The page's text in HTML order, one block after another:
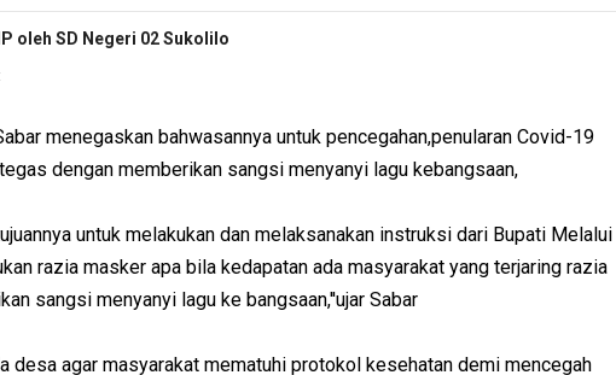
oleh SD Negeri 02 Sukolilo
menegaskan bahwasannya untuk pencegahan,penularan Covid-19
dengan memberikan sangsi menyanyi lagu kebangsaan,
untuk melakukan dan melaksanakan instruksi dari Bupati Melalui
razia masker apa bila kedapatan ada masyarakat yang terjaring razia
sangsi menyanyi lagu ke bangsaan,''ujar Sabar
desa agar masyarakat mematuhi protokol kesehatan demi mencegah